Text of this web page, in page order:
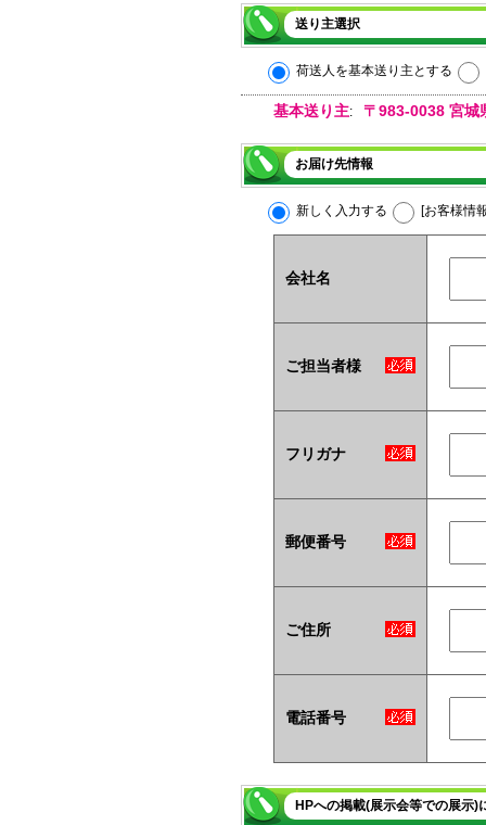
送り主選択
荷送人を基本送り主とする
基本送り主: 〒983-0038 宮城
お届け先情報
新しく入力する [お客様情
会社名
ご担当者様
フリガナ
郵便番号
ご住所
電話番号
HPへの掲載(展示会等での展示)